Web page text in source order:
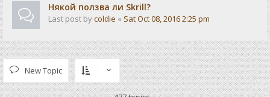
Някой ползва ли Skrill?
Last post bycoldie « Sat Oct 08, 2016 2:25 pm
New Topic